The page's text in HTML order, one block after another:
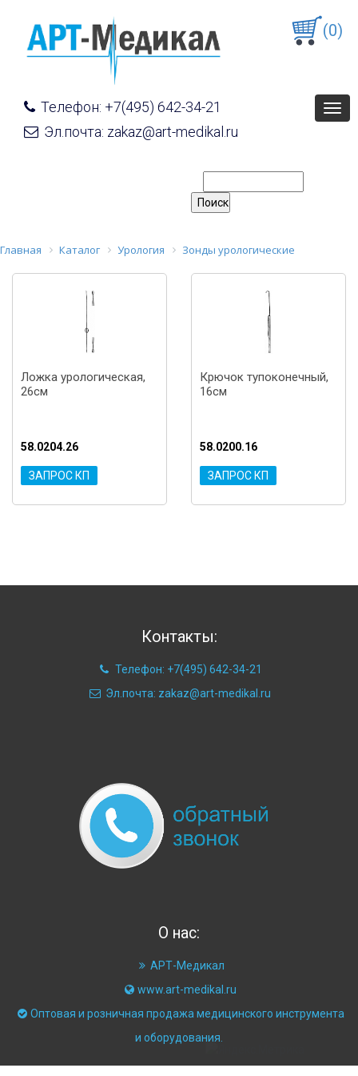
Телефон: +7(495) 642-34-21
Эл.почта: zakaz@art-medikal.ru
(0)
Главная Каталог Урология Зонды урологические
Ложка урологическая,
26см
58.0204.26
ЗАПРОС КП
Крючок тупоконечный,
16см
58.0200.16
ЗАПРОС КП
Контакты:
Телефон: +7(495) 642-34-21
Эл.почта: zakaz@art-medikal.ru
О нас:
АРТ-Медикал
www.art-medikal.ru
Оптовая и розничная продажа медицинского инструмента
и оборудования.